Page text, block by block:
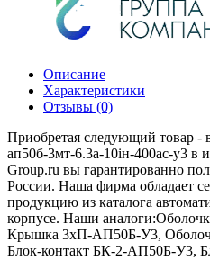
Описание
Характеристики
Отзывы (0)
Приобретая следующий товар -
ап50б-3мт-6.3а-10iн-400ac-у3 в
Group.ru вы гарантированно
России. Наша фирма обладает
продукцию из каталога
корпусе. Наши
Крышка 3хП-АП50Б-У3,
Блок-контакт БК-2-АП50Б-У3,